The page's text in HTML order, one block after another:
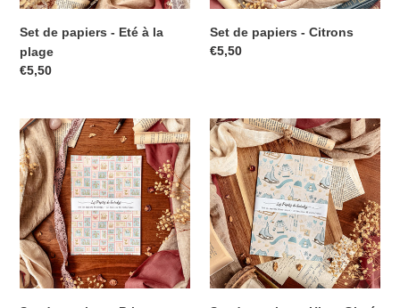
Set de papiers - Eté à la
plage
€5,50
Set de papiers - Citrons
€5,50